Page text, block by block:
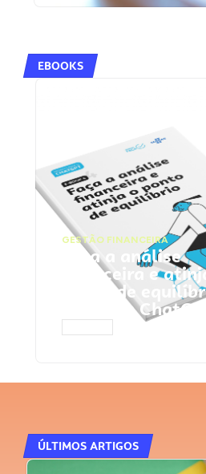
EBOOKS
GESTÃO FINANCEIRA
Faça a análise
financeira e
ponto de
Prompts ChatGPT
ÚLTIMOS ARTIGOS